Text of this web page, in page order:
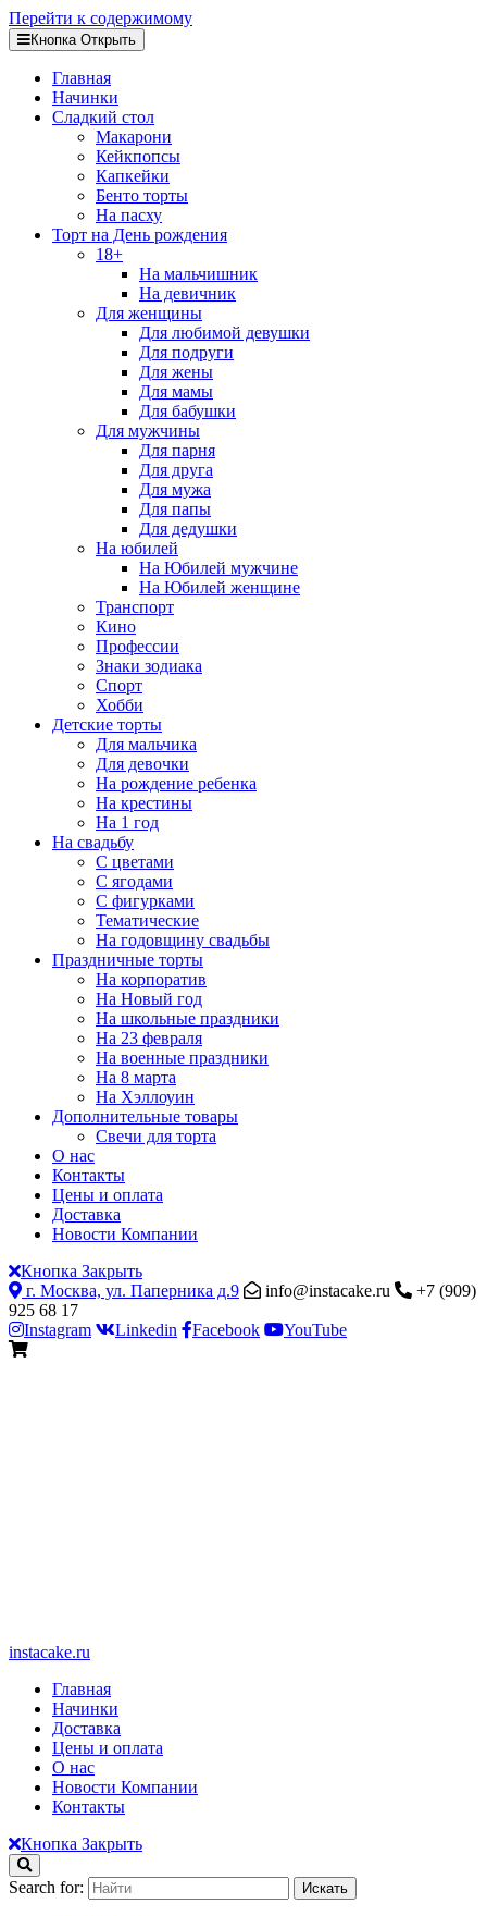
Перейти к содержимому
Кнопка Открыть
Главная
Начинки
Сладкий стол
Макарони
Кейкпопсы
Капкейки
Бенто торты
На пасху
Торт на День рождения
18+
На мальчишник
На девичник
Для женщины
Для любимой девушки
Для подруги
Для жены
Для мамы
Для бабушки
Для мужчины
Для парня
Для друга
Для мужа
Для папы
Для дедушки
На юбилей
На Юбилей мужчине
На Юбилей женщине
Транспорт
Кино
Профессии
Знаки зодиака
Спорт
Хобби
Детские торты
Для мальчика
Для девочки
На рождение ребенка
На крестины
На 1 год
На свадьбу
С цветами
С ягодами
С фигурками
Тематические
На годовщину свадьбы
Праздничные торты
На корпоратив
На Новый год
На школьные праздники
На 23 февраля
На военные праздники
На 8 марта
На Хэллоуин
Дополнительные товары
Свечи для торта
О нас
Контакты
Цены и оплата
Доставка
Новости Компании
Кнопка Закрыть
г. Москва, ул. Паперника д.9
info@instacake.ru
+7 (909)
925 68 17
Instagram
Linkedin Facebook YouTube
instacake.ru
Главная
Начинки
Доставка
Цены и оплата
О нас
Новости Компании
Контакты
Кнопка Закрыть
Search for: